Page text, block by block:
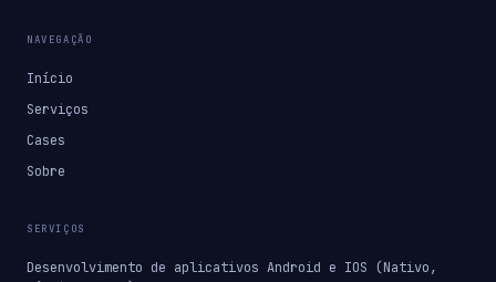
NAVEGAÇÃO
Início
Serviços
Cases
Sobre
SERVIÇOS
Desenvolvimento de aplicativos Android e IOS (Nativo,